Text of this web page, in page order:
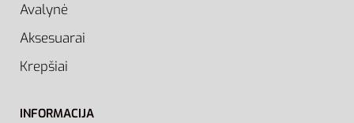
Avalynė
Aksesuarai
Krepšiai
INFORMACIJA